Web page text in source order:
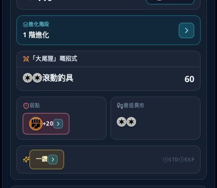
進化階段
1 階進化
「大尾狸」嘅招式
滾動釣具 60
弱點
+20
撤退費用
一鑽 STD EXP